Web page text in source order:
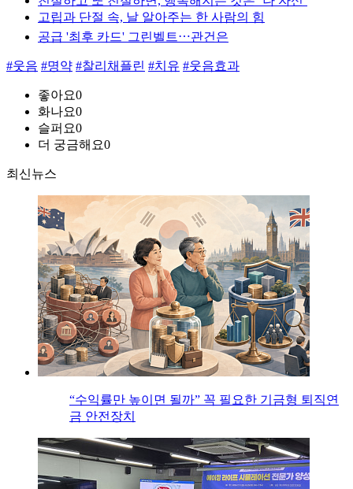
고립과 단절 속, 날 알아주는 한 사람의 힘
공급 '최후 카드' 그린벨트⋯관건은
#웃음 #명약 #찰리채플린 #치유 #웃음효과
좋아요0
화나요0
슬퍼요0
더 궁금해요0
최신뉴스
“수익률만 높이면 될까” 꼭 필요한 기금형 퇴직연
금 안전장치